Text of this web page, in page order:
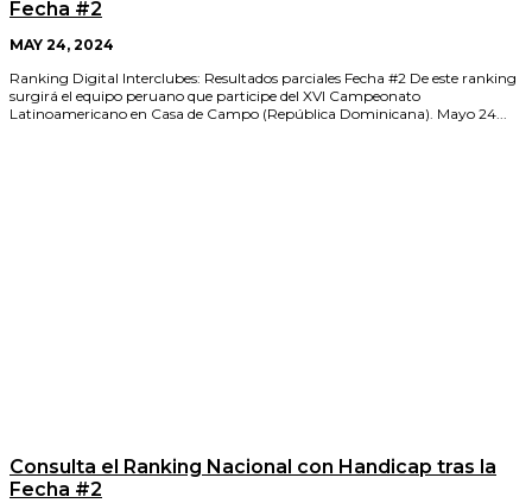
Fecha #2
MAY 24, 2024
Ranking Digital Interclubes: Resultados parciales Fecha #2 De este ranking
surgirá el equipo peruano que participe del XVI Campeonato
Latinoamericano en Casa de Campo (República Dominicana). Mayo 24...
Consulta el Ranking Nacional con Handicap tras la
Fecha #2